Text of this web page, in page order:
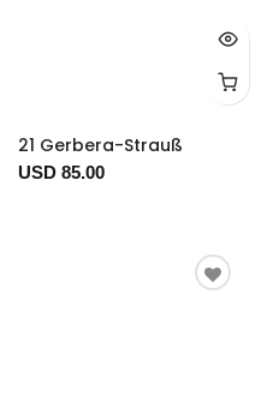
21 Gerbera-Strauß
USD 85.00